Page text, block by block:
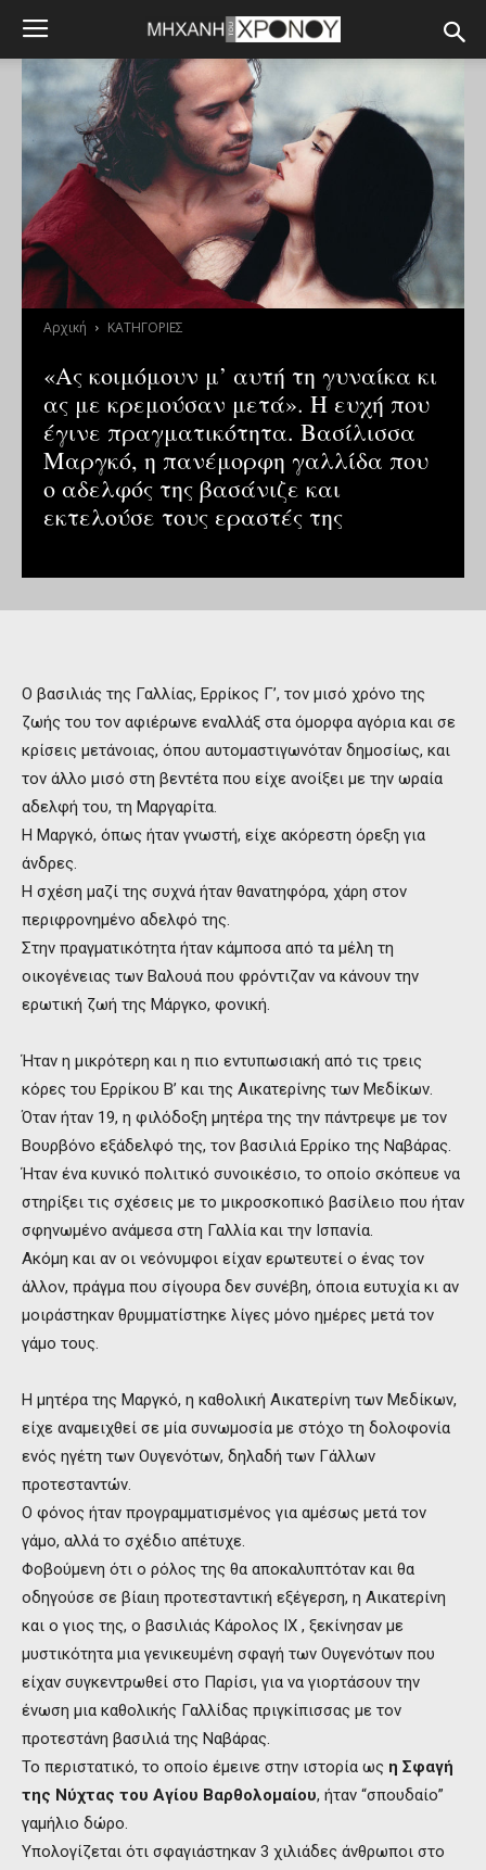
Αρχική ΚΑΤΗΓΟΡΙΕΣ
«Ας κοιμόμουν μ’ αυτή τη γυναίκα κι
ας με κρεμούσαν μετά». Η ευχή που
έγινε πραγματικότητα. Βασίλισσα
Μαργκό, η πανέμορφη γαλλίδα που
ο αδελφός της βασάνιζε και
εκτελούσε τους εραστές της
Ο βασιλιάς της Γαλλίας, Ερρίκος Γ’, τον μισό χρόνο της
ζωής του τον αφιέρωνε εναλλάξ στα όμορφα αγόρια και σε
κρίσεις μετάνοιας, όπου αυτομαστιγωνόταν δημοσίως, και
τον άλλο μισό στη βεντέτα που είχε ανοίξει με την ωραία
αδελφή του, τη Μαργαρίτα.
Η Μαργκό, όπως ήταν γνωστή, είχε ακόρεστη όρεξη για
άνδρες.
Η σχέση μαζί της συχνά ήταν θανατηφόρα, χάρη στον
περιφρονημένο αδελφό της.
Στην πραγματικότητα ήταν κάμποσα από τα μέλη τη
οικογένειας των Βαλουά που φρόντιζαν να κάνουν την
ερωτική ζωή της Μάργκο, φονική.
Ήταν η μικρότερη και η πιο εντυπωσιακή από τις τρεις
κόρες του Ερρίκου Β’ και της Αικατερίνης των Μεδίκων.
Όταν ήταν 19, η φιλόδοξη μητέρα της την πάντρεψε με τον
Βουρβόνο εξάδελφό της, τον βασιλιά Ερρίκο της Ναβάρας.
Ήταν ένα κυνικό πολιτικό συνοικέσιο, το οποίο σκόπευε να
στηρίξει τις σχέσεις με το μικροσκοπικό βασίλειο που ήταν
σφηνωμένο ανάμεσα στη Γαλλία και την Ισπανία.
Ακόμη και αν οι νεόνυμφοι είχαν ερωτευτεί ο ένας τον
άλλον, πράγμα που σίγουρα δεν συνέβη, όποια ευτυχία κι αν
μοιράστηκαν θρυμματίστηκε λίγες μόνο ημέρες μετά τον
γάμο τους.
Η μητέρα της Μαργκό, η καθολική Αικατερίνη των Μεδίκων,
είχε αναμειχθεί σε μία συνωμοσία με στόχο τη δολοφονία
ενός ηγέτη των Ουγενότων, δηλαδή των Γάλλων
προτεσταντών.
Ο φόνος ήταν προγραμματισμένος για αμέσως μετά τον
γάμο, αλλά το σχέδιο απέτυχε.
Φοβούμενη ότι ο ρόλος της θα αποκαλυπτόταν και θα
οδηγούσε σε βίαιη προτεσταντική εξέγερση, η Αικατερίνη
και ο γιος της, ο βασιλιάς Κάρολος ΙΧ , ξεκίνησαν με
μυστικότητα μια γενικευμένη σφαγή των Ουγενότων που
είχαν συγκεντρωθεί στο Παρίσι, για να γιορτάσουν την
ένωση μια καθολικής Γαλλίδας πριγκίπισσας με τον
προτεστάνη βασιλιά της Ναβάρας.
Το περιστατικό, το οποίο έμεινε στην ιστορία ως η Σφαγή
της Νύχτας του Αγίου Βαρθολομαίου, ήταν “σπουδαίο”
γαμήλιο δώρο.
Υπολογίζεται ότι σφαγιάστηκαν 3 χιλιάδες άνθρωποι στο